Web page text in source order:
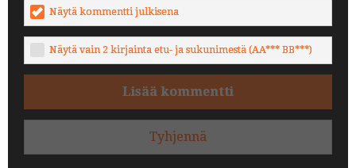
Näytä kommentti julkisena
Näytä vain 2 kirjainta etu- ja sukunimestä (AA*** BB***)
Lisää kommentti
Tyhjennä